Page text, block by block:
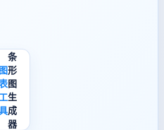
图
工
条
形
图
生
成
器